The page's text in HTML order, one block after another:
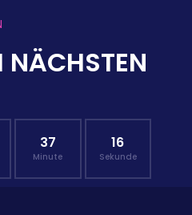
NÄCHSTEN
37
Minute
15
Sekunde